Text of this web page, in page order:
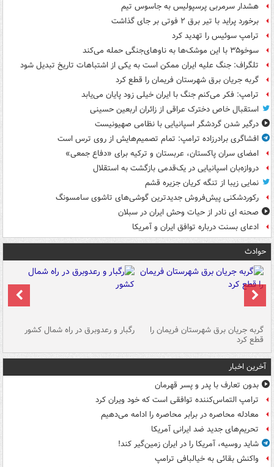
هشدار سرمربی پرسپولیس به جاسوس تیم
برخورد پراید با تیر برق ۲ فوتی بر جای گذاشت
ترامپ سوئیس را تهدید کرد
سوخو۳۵ با این موشک‌ها به ناوهای‌جنگی حمله می‌کند
تلگراف: جنگ علیه ایران ممکن است به یکی از اشتباهات تاریخ تبدیل شود
گربه جریان برق شهرستان فریمان را قطع کرد
ترامپ: فکر می‌کنم جنگ با ایران خیلی زود پایان می‌یابد
استقبال خاص دخترک عراقی از زائران اربعین حسینی
درگیر شدن گردشگر اسپانیایی با نظامی صهیونیست
افشاگری برادرزاده ترامپ: تمام تصمیم‌هایش از روی ترس است
امضای سران پاکستان، عربستان و ترکیه برای «دفاع جمعی»
دروازه‌بان اسپانیایی در یک‌قدمی بازگشت به استقلال
نمایی زیبا از تنگه کریان جزیره قشم
رکوردشکنی پیش‌فروش جدیدترین گوشی‌های تاشوی سامسونگ
صحنه ای نادر از حیات وحش ایران در سبلان
ادعای بسنت درباره توافق ایران و آمریکا
حوادث
گربه جریان برق شهرستان فریمان را
قطع کرد
رگبار و رعدوبرق در راه شمال کشور
آخرین اخبار
بدون تعارف با پدر و پسر قهرمان
ترامپ التماس‌کننده توافقی است که خود ویران کرد
معادله محاصره در برابر محاصره را ادامه می‌دهیم
تحریم‌های جدید ضد ایرانی آمریکا
شاید روسیه، آمریکا را در ایران زمین‌گیر کند!
واکنش بقائی به خیالبافی ترامپ